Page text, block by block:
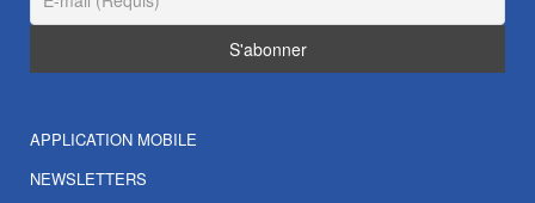
APPLICATION MOBILE
NEWSLETTERS